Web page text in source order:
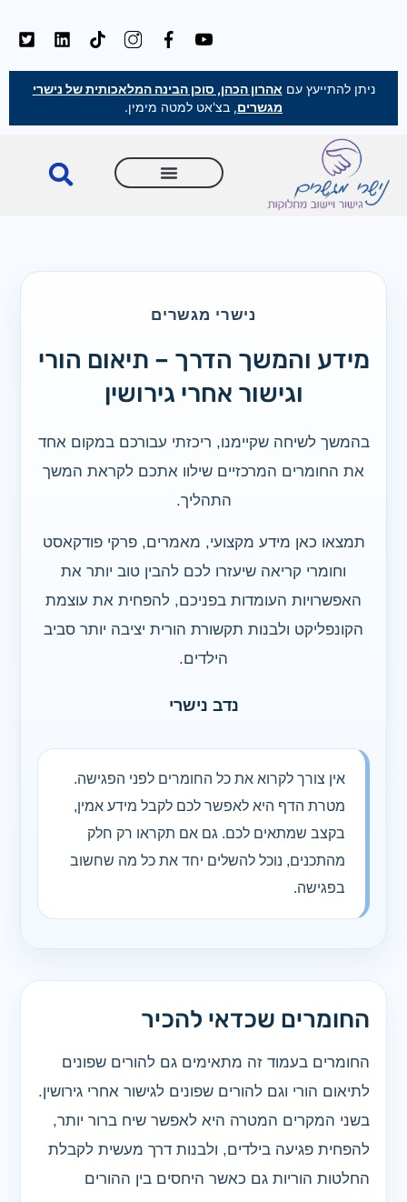
ניתן להתייעץ עם אהרון הכהן, סוכן הבינה המלאכותית של נישרי
מגשרים, בצ'אט למטה מימין.
נישרי מגשרים
מידע והמשך הדרך – תיאום הורי
וגישור אחרי גירושין
בהמשך לשיחה שקיימנו, ריכזתי עבורכם במקום אחד
את החומרים המרכזיים שילוו אתכם לקראת המשך
התהליך.
תמצאו כאן מידע מקצועי, מאמרים, פרקי פודקאסט
וחומרי קריאה שיעזרו לכם להבין טוב יותר את
האפשרויות העומדות בפניכם, להפחית את עוצמת
הקונפליקט ולבנות תקשורת הורית יציבה יותר סביב
הילדים.
נדב נישרי
אין צורך לקרוא את כל החומרים לפני הפגישה.
מטרת הדף היא לאפשר לכם לקבל מידע אמין,
בקצב שמתאים לכם. גם אם תקראו רק חלק
מהתכנים, נוכל להשלים יחד את כל מה שחשוב
בפגישה.
החומרים שכדאי להכיר
החומרים בעמוד זה מתאימים גם להורים שפונים
לתיאום הורי וגם להורים שפונים לגישור אחרי גירושין.
בשני המקרים המטרה היא לאפשר שיח ברור יותר,
להפחית פגיעה בילדים, ולבנות דרך מעשית לקבלת
החלטות הוריות גם כאשר היחסים בין ההורים